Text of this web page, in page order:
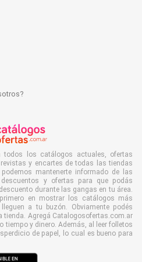
todos los catálogos actuales, ofertas
y encartes de todas las tiendas
mantenerte informado de las
y ofertas para que podás
durante las gangas en tu área.
en mostrar los catálogos más
a tu buzón. Obviamente podés
tienda. Agregá Catalogosofertas.com.ar
y dinero. Además, al leer folletos
de papel, lo cual es bueno para